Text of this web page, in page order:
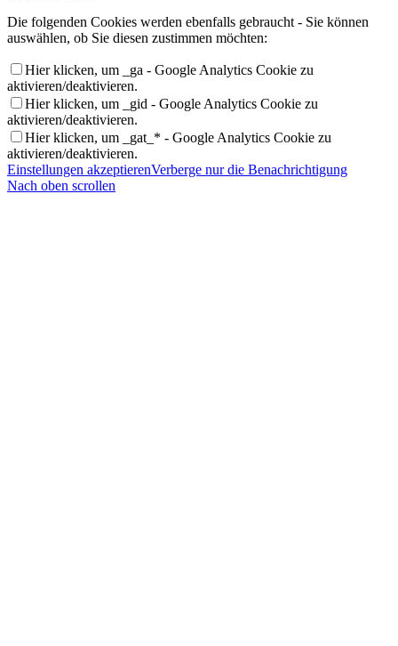
Die folgenden Cookies werden ebenfalls gebraucht - Sie können
auswählen, ob Sie diesen zustimmen möchten:
Hier klicken, um _ga - Google Analytics Cookie zu
aktivieren/deaktivieren.
Hier klicken, um _gid - Google Analytics Cookie zu
aktivieren/deaktivieren.
Hier klicken, um _gat_* - Google Analytics Cookie zu
aktivieren/deaktivieren.
Einstellungen akzeptierenVerberge nur die Benachrichtigung
Nach oben scrollen